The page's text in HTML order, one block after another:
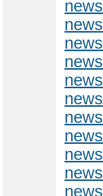
news
news
news
news
news
news
news
news
news
news
news